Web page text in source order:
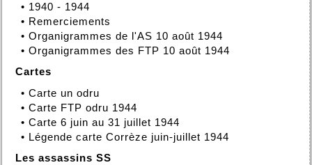
• 1940 - 1944
• Remerciements
• Organigrammes de l'AS 10 août 1944
• Organigrammes des FTP 10 août 1944
Cartes
• Carte un odru
• Carte FTP odru 1944
• Carte 6 juin au 31 juillet 1944
• Légende carte Corrèze juin-juillet 1944
Les assassins SS